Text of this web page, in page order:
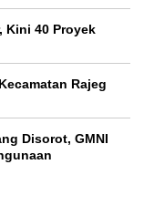
Kini 40 Proyek
Rajeg
Disorot, GMNI